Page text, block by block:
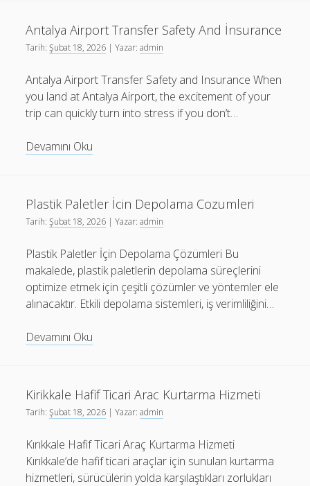
İntihar
Riski
Antalya Airport Transfer Safety And İnsurance
Tarih:Şubat 18, 2026 | Yazar:admin
Antalya Airport Transfer Safety and Insurance When
you land at Antalya Airport, the excitement of your
trip can quickly turn into stress if you don’t…
Devamını Oku
Safety
And
İnsurance
Plastik Paletler İcin Depolama Cozumleri
Tarih:Şubat 18, 2026 | Yazar:admin
Plastik Paletler İçin Depolama Çözümleri Bu
makalede, plastik paletlerin depolama süreçlerini
optimize etmek için çeşitli çözümler ve yöntemler ele
alınacaktır. Etkili depolama sistemleri, iş verimliliğini…
Devamını Oku
Depolama
Cozumleri
Kirikkale Hafif Ticari Arac Kurtarma Hizmeti
Tarih:Şubat 18, 2026 | Yazar:admin
Kırıkkale Hafif Ticari Araç Kurtarma Hizmeti
Kırıkkale’de hafif ticari araçlar için sunulan kurtarma
hizmetleri, sürücülerin yolda karşılaştıkları zorlukları